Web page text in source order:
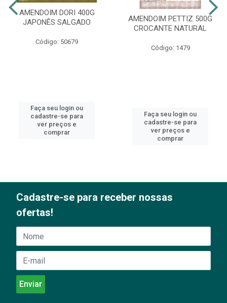
AMENDOIM DORI 400G
JAPONÊS SALGADO
Código: 50679
Faça seu login ou
cadastre-se para
ver preços e
comprar
AMENDOIM PETTIZ 500G
CROCANTE NATURAL
Código: 1479
Faça seu login ou
cadastre-se para
ver preços e
comprar
Cadastre-se para receber nossas
ofertas!